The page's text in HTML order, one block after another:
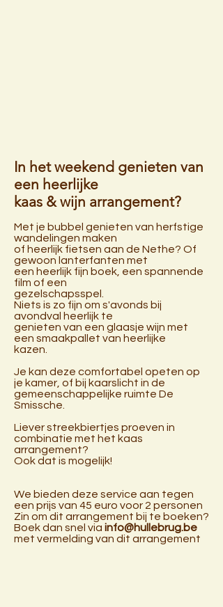
In het weekend genieten van
een heerlijke
kaas & wijn arrangement?
Met je bubbel genieten van herfstige
wandelingen maken
of heerlijk fietsen aan de Nethe? Of
gewoon lanterfanten met
een heerlijk fijn boek, een spannende
film of een
gezelschapsspel.
Niets is zo fijn om s'avonds bij
avondval heerlijk te
genieten van een glaasje wijn met
een smaakpallet van heerlijke
kazen.
Je kan deze comfortabel opeten op
je kamer, of bij kaarslicht in de
gemeenschappelijke ruimte De
Smissche.
Liever streekbiertjes proeven in
combinatie met het kaas
arrangement?
Ook dat is mogelijk!
We bieden deze service aan tegen
een prijs van 45 euro voor 2 personen
Zin om dit arrangement bij te boeken?
Boek dan snel via info@hullebrug.be
met vermelding van dit arrangement